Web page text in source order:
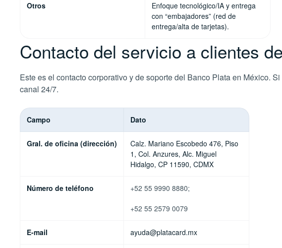
Otros
Enfoque tecnológico/IA y entrega
con “embajadores” (red de
entrega/alta de tarjetas).
Contacto del servicio a clientes
Este es el contacto corporativo y de soporte del Banco Plata en México.
canal 24/7.
Campo Dato
Gral. de oficina (dirección)
Calz. Mariano Escobedo 476, Piso
1, Col. Anzures, Alc. Miguel
Hidalgo, CP 11590, CDMX
Número de teléfono +52 55 9990 8880;
+52 55 2579 0079
E-mail ayuda@platacard.mx